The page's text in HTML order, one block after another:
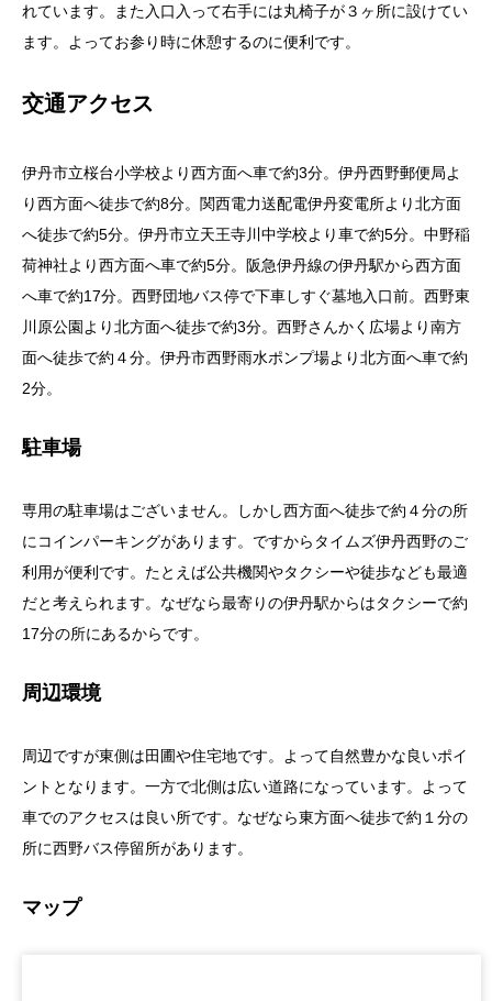
れています。また入口入って右手には丸椅子が３ヶ所に設けてい
ます。よってお参り時に休憩するのに便利です。
交通アクセス
伊丹市立桜台小学校より西方面へ車で約3分。伊丹西野郵便局よ
り西方面へ徒歩で約8分。関西電力送配電伊丹変電所より北方面
へ徒歩で約5分。伊丹市立天王寺川中学校より車で約5分。中野稲
荷神社より西方面へ車で約5分。阪急伊丹線の伊丹駅から西方面
へ車で約17分。西野団地バス停で下車しすぐ墓地入口前。西野東
川原公園より北方面へ徒歩で約3分。西野さんかく広場より南方
面へ徒歩で約４分。伊丹市西野雨水ポンプ場より北方面へ車で約
2分。
駐車場
専用の駐車場はございません。しかし西方面へ徒歩で約４分の所
にコインパーキングがあります。ですからタイムズ伊丹西野のご
利用が便利です。たとえば公共機関やタクシーや徒歩なども最適
だと考えられます。なぜなら最寄りの伊丹駅からはタクシーで約
17分の所にあるからです。
周辺環境
周辺ですが東側は田圃や住宅地です。よって自然豊かな良いポイ
ントとなります。一方で北側は広い道路になっています。よって
車でのアクセスは良い所です。なぜなら東方面へ徒歩で約１分の
所に西野バス停留所があります。
マップ